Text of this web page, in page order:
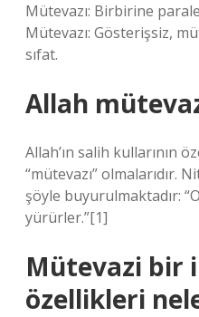
Mütevazı: Birbirine
Mütevazı: Gösterişsiz,
sıfat.
Allah
Allah’ın salih kullarının
“mütevazı” olmalarıdır.
şöyle buyurulmaktadır:
yürürler.”[1]
Mütevazi bir
özellikleri